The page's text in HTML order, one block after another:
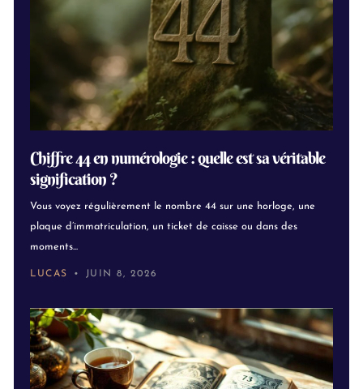
Chiffre 44 en numérologie : quelle est sa véritable
signification ?
Vous voyez régulièrement le nombre 44 sur une horloge, une
plaque d’immatriculation, un ticket de caisse ou dans des
moments...
LUCAS JUIN 8, 2026